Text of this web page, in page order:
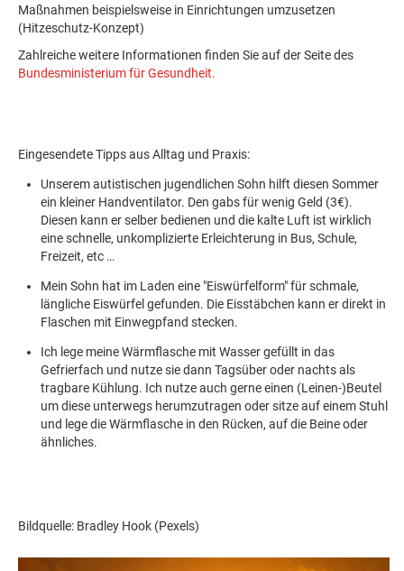
Maßnahmen beispielsweise in Einrichtungen umzusetzen
(Hitzeschutz-Konzept)
Zahlreiche weitere Informationen finden Sie auf der Seite des
Bundesministerium für Gesundheit.
Eingesendete Tipps aus Alltag und Praxis:
Unserem autistischen jugendlichen Sohn hilft diesen Sommer
ein kleiner Handventilator. Den gabs für wenig Geld (3€).
Diesen kann er selber bedienen und die kalte Luft ist wirklich
eine schnelle, unkomplizierte Erleichterung in Bus, Schule,
Freizeit, etc …
Mein Sohn hat im Laden eine "Eiswürfelform" für schmale,
längliche Eiswürfel gefunden. Die Eisstäbchen kann er direkt in
Flaschen mit Einwegpfand stecken.
Ich lege meine Wärmflasche mit Wasser gefüllt in das
Gefrierfach und nutze sie dann Tagsüber oder nachts als
tragbare Kühlung. Ich nutze auch gerne einen (Leinen-)Beutel
um diese unterwegs herumzutragen oder sitze auf einem Stuhl
und lege die Wärmflasche in den Rücken, auf die Beine oder
ähnliches.
Bildquelle: Bradley Hook (Pexels)